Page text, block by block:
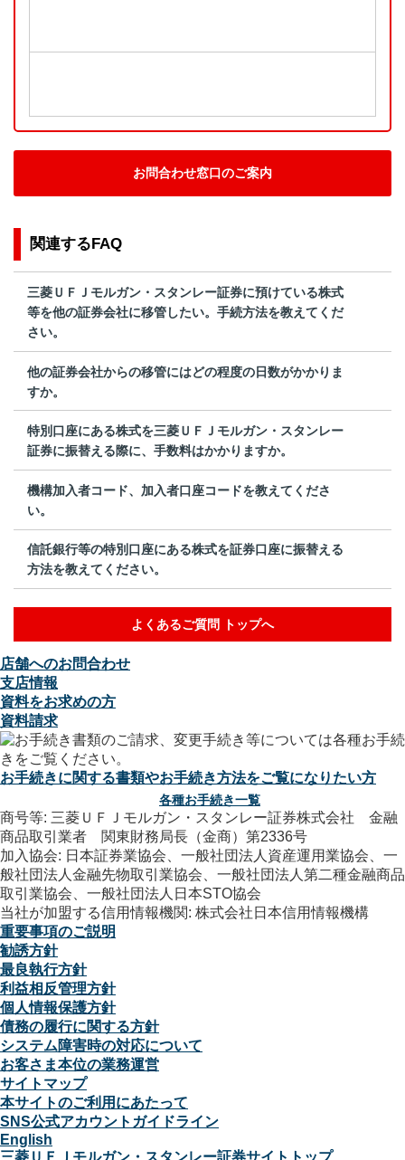
お問合わせ窓口のご案内
関連するFAQ
三菱ＵＦＪモルガン・スタンレー証券に預けている株式
等を他の証券会社に移管したい。手続方法を教えてくだ
さい。
他の証券会社からの移管にはどの程度の日数がかかりま
すか。
特別口座にある株式を三菱ＵＦＪモルガン・スタンレー
証券に振替える際に、手数料はかかりますか。
機構加入者コード、加入者口座コードを教えてくださ
い。
信託銀行等の特別口座にある株式を証券口座に振替える
方法を教えてください。
よくあるご質問 トップへ
店舗へのお問合わせ
支店情報
資料をお求めの方
資料請求
お手続きに関する書類やお手続き方法をご覧になりたい方
各種お手続き一覧
商号等: 三菱ＵＦＪモルガン・スタンレー証券株式会社 金融
商品取引業者 関東財務局長（金商）第2336号
加入協会: 日本証券業協会、一般社団法人資産運用業協会、一
般社団法人金融先物取引業協会、一般社団法人第二種金融商品
取引業協会、一般社団法人日本STO協会
当社が加盟する信用情報機関: 株式会社日本信用情報機構
重要事項のご説明
勧誘方針
最良執行方針
利益相反管理方針
個人情報保護方針
債務の履行に関する方針
システム障害時の対応について
お客さま本位の業務運営
サイトマップ
本サイトのご利用にあたって
SNS公式アカウントガイドライン
English